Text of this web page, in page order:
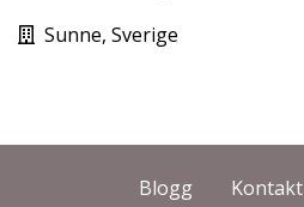
Sunne, Sverige
Blogg Kontakt